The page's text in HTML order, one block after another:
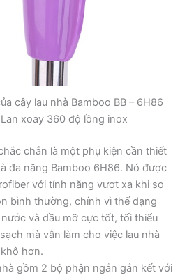
cây lau nhà Bamboo BB – 6H86
xoay 360 độ lồng inox
chắn là một phụ kiện cần thiết
đa năng Bamboo 6H86. Nó được
với tính năng vượt xa khi so
bình thường, chính vì thế dạng
và dầu mỡ cực tốt, tối thiểu
mà vẫn làm cho việc lau nhà
hơn.
gồm 2 bộ phận ngắn gắn kết với